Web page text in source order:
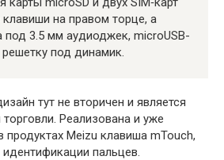
на правом торце, а
под 3.5 мм аудиоджек, microUSB-
под динамик.
тут не вторичен и является
Реализована и уже
Meizu клавиша mTouch,
пальцев.